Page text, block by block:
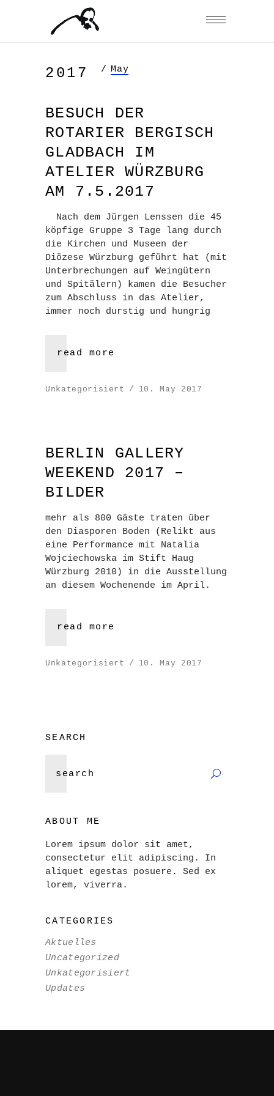
2017 / May
BESUCH DER
ROTARIER BERGISCH
GLADBACH IM
ATELIER WÜRZBURG
AM 7.5.2017
Nach dem Jürgen Lenssen die 45
köpfige Gruppe 3 Tage lang durch
die Kirchen und Museen der
Diözese Würzburg geführt hat (mit
Unterbrechungen auf Weingütern
und Spitälern) kamen die Besucher
zum Abschluss in das Atelier,
immer noch durstig und hungrig
read more
Unkategorisiert 10. May 2017
BERLIN GALLERY
WEEKEND 2017 –
BILDER
mehr als 800 Gäste traten über
den Diasporen Boden (Relikt aus
eine Performance mit Natalia
Wojciechowska im Stift Haug
Würzburg 2010) in die Ausstellung
an diesem Wochenende im April.
read more
Unkategorisiert 10. May 2017
SEARCH
ABOUT ME
Lorem ipsum dolor sit amet,
consectetur elit adipiscing. In
aliquet egestas posuere. Sed ex
lorem, viverra.
CATEGORIES
Aktuelles
Uncategorized
Unkategorisiert
Updates